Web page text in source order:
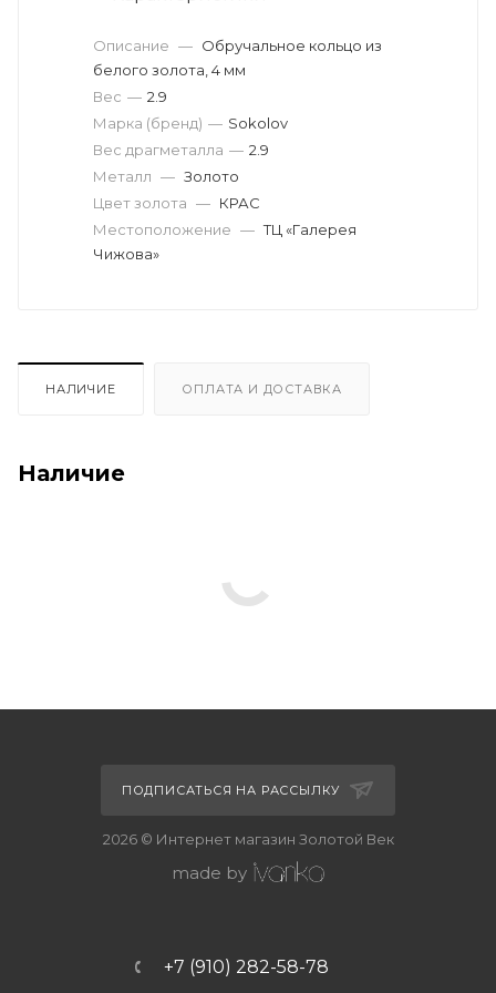
Описание — Обручальное кольцо из
белого золота, 4 мм
Вес драгметалла — 2.9
Марка (бренд) — Sokolov
Вес — 2.9
Металл — Золото
Цвет золота — КРАС
Местоположение — ТЦ «Галерея
Чижова»
НАЛИЧИЕ ОПЛАТА И ДОСТАВКА
Наличие
ПОДПИСАТЬСЯ НА РАССЫЛКУ
2026 © Интернет магазин Золотой Век
made by
+7 (910) 282-58-78